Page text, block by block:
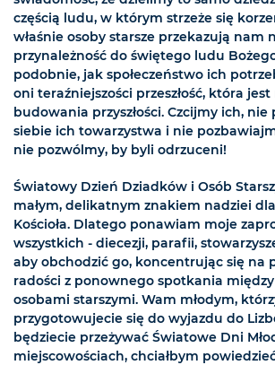
częścią ludu, w którym strzeże się
właśnie osoby starsze przekazują nam
przynależność do świętego ludu
podobnie, jak społeczeństwo ich
oni teraźniejszości przeszłość, która
budowania przyszłości. Czcijmy ich,
siebie ich towarzystwa i nie
nie pozwólmy, by byli odrzuceni!
Światowy Dzień Dziadków i Osób
małym, delikatnym znakiem nadziei
Kościoła. Dlatego ponawiam moje
wszystkich - diecezji, parafii,
aby obchodzić go, koncentrując się na
radości z ponownego spotkania między
osobami starszymi. Wam młodym,
przygotowujecie się do wyjazdu do
będziecie przeżywać Światowe Dni
miejscowościach, chciałbym